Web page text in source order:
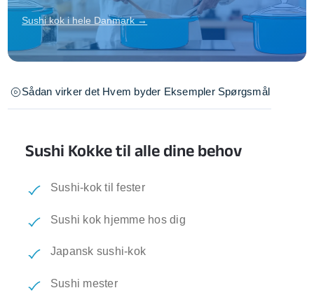
Sushi kok i hele Danmark →
Sådan virker det Hvem byder Eksempler Spørgsmål
Sushi Kokke til alle dine behov
Sushi-kok til fester
Sushi kok hjemme hos dig
Japansk sushi-kok
Sushi mester